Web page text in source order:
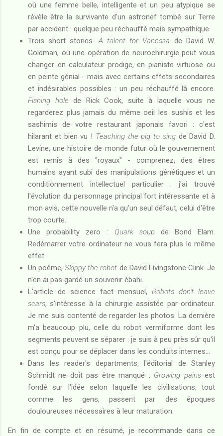
où une femme belle, intelligente et un peu atypique se
révèle être la survivante d'un astronef tombé sur Terre
par accident : quelque peu réchauffé mais sympathique.
Trois short stories.A talent for Vanessa de David W.
Goldman, où une opération de neurochirurgie peut vous
changer en calculateur prodige, en pianiste virtuose ou
en peinte génial - mais avec certains effets secondaires
et indésirables possibles : un peu réchauffé là encore.
Fishing hole de Rick Cook, suite à laquelle vous ne
regarderez plus jamais du même oeil les sushis et les
sashimis de votre restaurant japonais favori : c'est
hilarant et bien vu ! Teaching the pig to singde David D.
Levine, une histoire de monde futur où le gouvernement
est remis à des "royaux" - comprenez, des êtres
humains ayant subi des manipulations génétiques et un
conditionnement intellectuel particulier : j'ai trouvé
l'évolution du personnage principal fort intéressante et à
mon avis, cette nouvelle n'a qu'un seul défaut, celui d'être
trop courte.
Une probability zero : Quark soupde Bond Elam.
Redémarrer votre ordinateur ne vous fera plus le même
effet.
Un poème,Skippy the robot de David Livingstone Clink. Je
n'en ai pas gardé un souvenir ébahi.
L'article de science fact mensuel, Robots don't leave
scars, s'intéresse à la chirurgie assistée par ordinateur.
Je me suis contenté de regarder les photos. La dernière
m'a beaucoup plu, celle du robot vermiforme dont les
segments peuvent se séparer : je suis à peu près sûr qu'il
est conçu pour se déplacer dans les conduits internes...
Dans les reader's departments, l'éditorial de Stanley
Schmidt ne doit pas être manqué : Growing painsest
fondé sur l'idée selon laquelle les civilisations, tout
comme les gens, passent par des époques
douloureuses nécessaires à leur maturation.
En fin de compte et en résumé, je recommande dans ce